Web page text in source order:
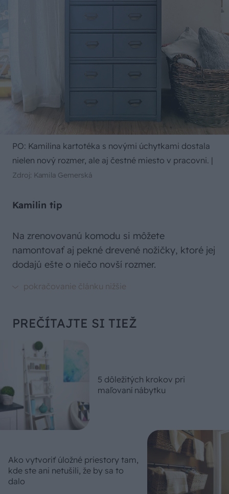
PO: Kamilina kartotéka s novými úchytkami dostala
nielen nový rozmer, ale aj čestné miesto v pracovni. |
Zdroj: Kamila Gemerská
Kamilin tip
Na zrenovovanú komodu si môžete
namontovať aj pekné drevené nožičky, ktoré jej
dodajú ešte o niečo novší rozmer.
PREČÍTAJTE SI TIEŽ
5 dôležitých krokov pri
maľovaní nábytku
Ako vytvoriť úložné priestory tam,
kde ste ani netušili, že by sa to
dalo